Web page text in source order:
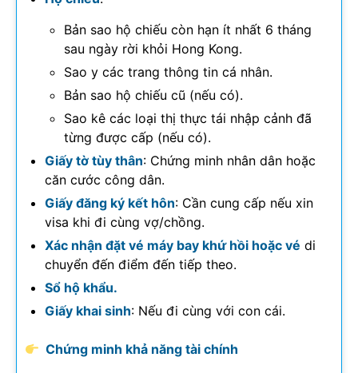
Bản sao hộ chiếu còn hạn ít nhất 6 tháng
sau ngày rời khỏi Hong Kong.
Sao y các trang thông tin cá nhân.
Bản sao hộ chiếu cũ (nếu có).
Sao kê các loại thị thực tái nhập cảnh đã
từng được cấp (nếu có).
Giấy tờ tùy thân: Chứng minh nhân dân hoặc
căn cước công dân.
Giấy đăng ký kết hôn: Cần cung cấp nếu xin
visa khi đi cùng vợ/chồng.
Xác nhận đặt vé máy bay khứ hồi hoặc vé di
chuyển đến điểm đến tiếp theo.
Sổ hộ khẩu.
Giấy khai sinh: Nếu đi cùng với con cái.
Chứng minh khả năng tài chính